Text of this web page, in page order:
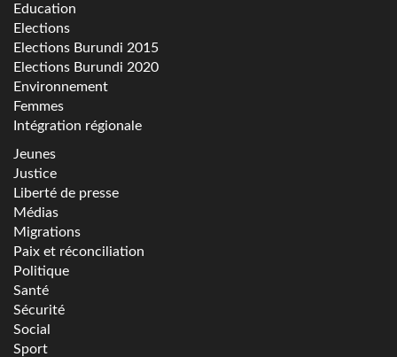
Education
Elections
Elections Burundi 2015
Elections Burundi 2020
Environnement
Femmes
Intégration régionale
Jeunes
Justice
Liberté de presse
Médias
Migrations
Paix et réconciliation
Politique
Santé
Sécurité
Social
Sport